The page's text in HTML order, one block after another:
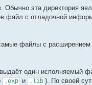
Обычно эта директория
файл с отладочной
файлы c расширением
один исполняемый
.exp и .lib ). По своей